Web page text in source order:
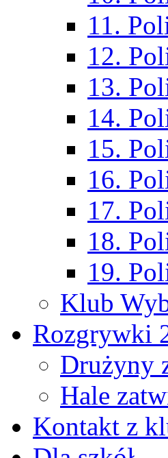
11.
12.
13.
14.
15.
16.
17.
18.
19.
Klub
Rozgrywki
Drużyny
Hale
Kontakt z